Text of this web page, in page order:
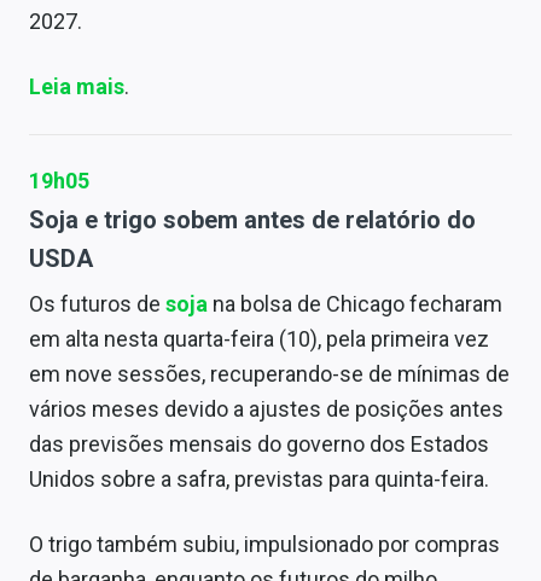
2027.
Leia mais.
19h05
Soja e trigo sobem antes de relatório do
USDA
Os futuros de soja na bolsa de Chicago fecharam
em alta nesta quarta-feira (10), pela primeira vez
em nove sessões, recuperando-se de mínimas de
vários meses devido a ajustes de posições antes
das previsões mensais do governo dos Estados
Unidos sobre a safra, previstas para quinta-feira.
O trigo também subiu, impulsionado por compras